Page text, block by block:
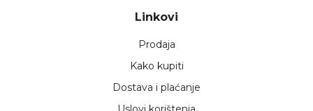
Linkovi
Prodaja
Kako kupiti
Dostava i plaćanje